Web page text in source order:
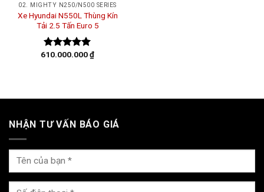
02. MIGHTY N250/N500 SERIES
Xe Hyundai N550L Thùng Kín
Tải 2.5 Tấn Euro 5
Được xếp
610.000.000₫
NHẬN TƯ VẤN BÁO GIÁ